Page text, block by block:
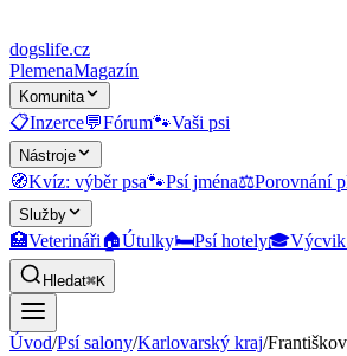
dogslife.cz
PlemenaMagazín
Komunita
📋Inzerce💬Fórum🐾Vaši psi
Nástroje
🧭Kvíz: výběr psa🐾Psí jména⚖️Porovnání
Služby
🏥Veterináři🏠Útulky🛏️Psí hotely🎓Výcvik
Hledat⌘K
Úvod/Psí salony/Karlovarský kraj/